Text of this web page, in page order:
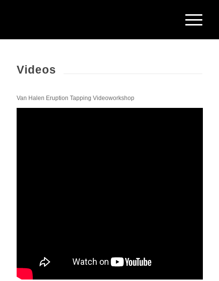
Videos
Van Halen Eruption Tapping Videoworkshop